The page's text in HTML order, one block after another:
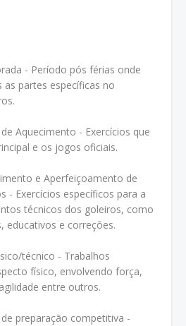
- Período pós férias onde
partes específicas no
Aquecimento - Exercícios que
e os jogos oficiais.
e Aperfeiçoamento de
- Exercícios específicos para a
técnicos dos goleiros, como
educativos e correções.
técnico - Trabalhos
físico, envolvendo força,
entre outros.
preparação competitiva -